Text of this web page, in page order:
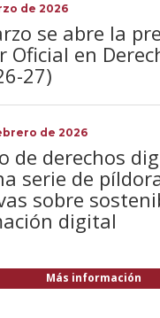
de 2026
se abre la
Oficial en
27)
de 2026
de derechos
serie de
sobre
digital
Más información